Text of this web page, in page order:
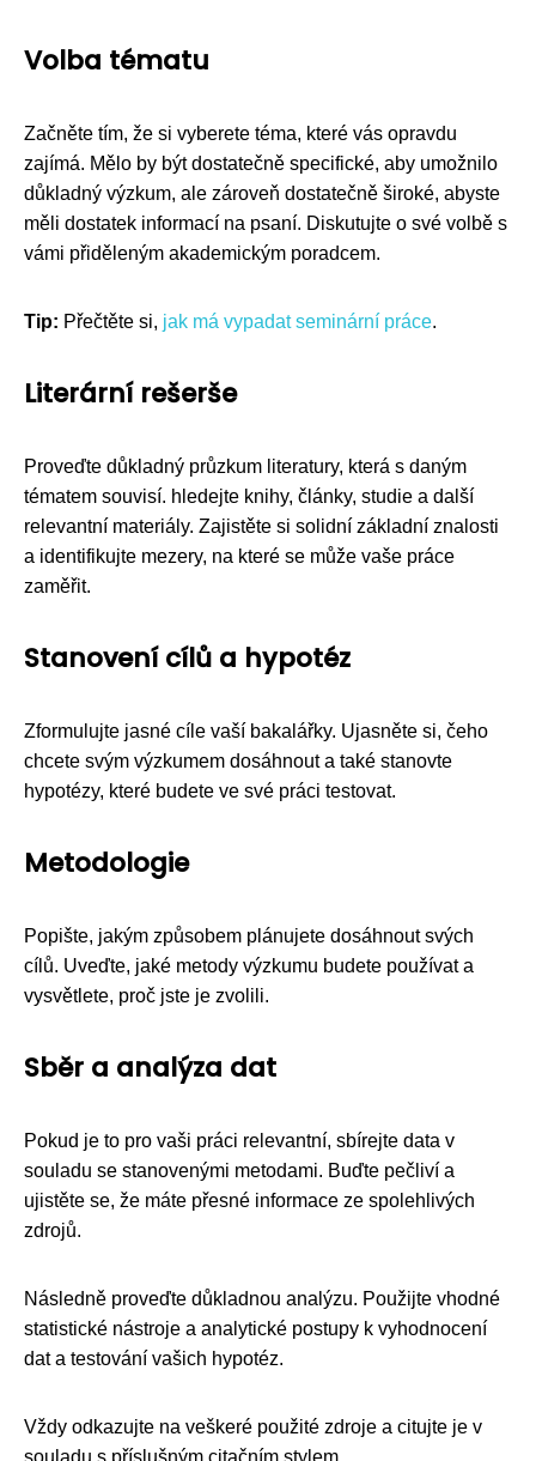
Volba tématu
Začněte tím, že si vyberete téma, které vás opravdu
zajímá. Mělo by být dostatečně specifické, aby umožnilo
důkladný výzkum, ale zároveň dostatečně široké, abyste
měli dostatek informací na psaní. Diskutujte o své volbě s
vámi přiděleným akademickým poradcem.
Tip: Přečtěte si, jak má vypadat seminární práce.
Literární rešerše
Proveďte důkladný průzkum literatury, která s daným
tématem souvisí. hledejte knihy, články, studie a další
relevantní materiály. Zajistěte si solidní základní znalosti
a identifikujte mezery, na které se může vaše práce
zaměřit.
Stanovení cílů a hypotéz
Zformulujte jasné cíle vaší bakalářky. Ujasněte si, čeho
chcete svým výzkumem dosáhnout a také stanovte
hypotézy, které budete ve své práci testovat.
Metodologie
Popište, jakým způsobem plánujete dosáhnout svých
cílů. Uveďte, jaké metody výzkumu budete používat a
vysvětlete, proč jste je zvolili.
Sběr a analýza dat
Pokud je to pro vaši práci relevantní, sbírejte data v
souladu se stanovenými metodami. Buďte pečliví a
ujistěte se, že máte přesné informace ze spolehlivých
zdrojů.
Následně proveďte důkladnou analýzu. Použijte vhodné
statistické nástroje a analytické postupy k vyhodnocení
dat a testování vašich hypotéz.
Vždy odkazujte na veškeré použité zdroje a citujte je v
souladu s příslušným citačním stylem.